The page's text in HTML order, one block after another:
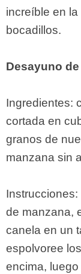
increíble en
bocadillos.
Desayuno
Ingredientes:
cortada en
granos de
manzana sin
de manzana,
canela en un
espolvoree
encima,